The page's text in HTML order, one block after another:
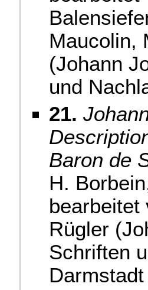
Maucolin,
(Johann
und
21.
Baron de
H.
bearbeitet
Rügler
Schriften